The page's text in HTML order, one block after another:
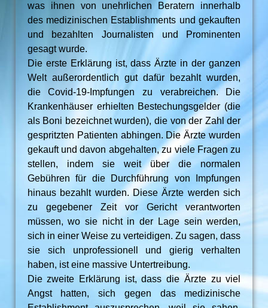
was ihnen von unehrlichen Beratern innerhalb
des medizinischen Establishments und gekauften
und bezahlten Journalisten und Prominenten
gesagt wurde.
Die erste Erklärung ist, dass Ärzte in der ganzen
Welt außerordentlich gut dafür bezahlt wurden,
die Covid-19-Impfungen zu verabreichen. Die
Krankenhäuser erhielten Bestechungsgelder (die
als Boni bezeichnet wurden), die von der Zahl der
gespritzten Patienten abhingen. Die Ärzte wurden
gekauft und davon abgehalten, zu viele Fragen zu
stellen, indem sie weit über die normalen
Gebühren für die Durchführung von Impfungen
hinaus bezahlt wurden. Diese Ärzte werden sich
zu gegebener Zeit vor Gericht verantworten
müssen, wo sie nicht in der Lage sein werden,
sich in einer Weise zu verteidigen. Zu sagen, dass
sie sich unprofessionell und gierig verhalten
haben, ist eine massive Untertreibung.
Die zweite Erklärung ist, dass die Ärzte zu viel
Angst hatten, sich gegen das medizinische